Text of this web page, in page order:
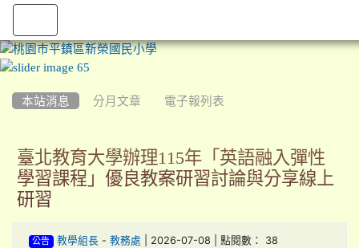
本站消息 分月文章 電子報列表
臺北教育大學辦理115年「英語融入彈性
學習課程」優良教案研習討論與分享線上
研習
公告 教學組長- 教務處 | 2026-07-08 | 點閱數： 38